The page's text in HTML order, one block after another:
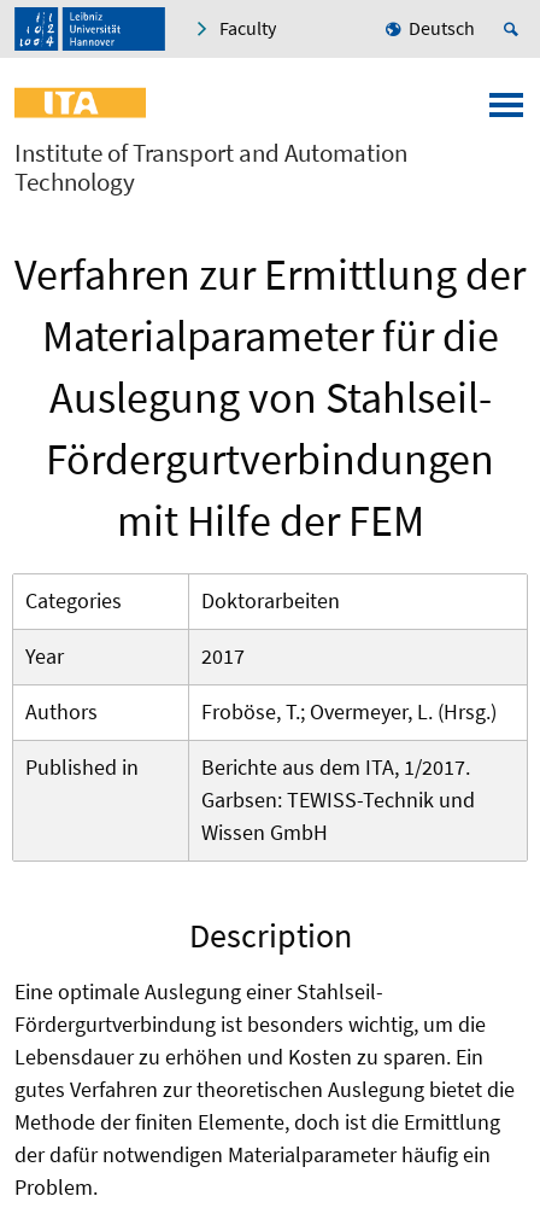
Faculty Deutsch
Institute of Transport and Automation
Technology
Verfahren zur Ermittlung der
Materialparameter für die
Auslegung von Stahlseil-
Fördergurtverbindungen
mit Hilfe der FEM
Categories
Doktorarbeiten
Year
2017
Authors
Froböse, T.; Overmeyer, L. (Hrsg.)
Published in
Berichte aus dem ITA, 1/2017.
Garbsen: TEWISS-Technik und
Wissen GmbH
Description
Eine optimale Auslegung einer Stahlseil-
Fördergurtverbindung ist besonders wichtig, um die
Lebensdauer zu erhöhen und Kosten zu sparen. Ein
gutes Verfahren zur theoretischen Auslegung bietet die
Methode der finiten Elemente, doch ist die Ermittlung
der dafür notwendigen Materialparameter häufig ein
Problem.